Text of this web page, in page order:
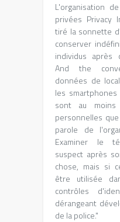
L'organisation
privées Privacy
tiré la sonnette
conserver
individus après
And the
données de
les
sont au
personnelles que
parole de
Examiner le
suspect après
chose, mais si
être utilisée
contrôles
dérangeant
de la police."